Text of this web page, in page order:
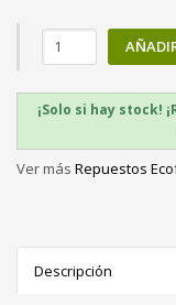
¡Solo si hay stock!
Ver más Repuestos
Descripción